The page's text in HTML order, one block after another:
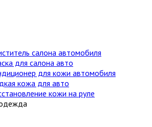
салона автомобиля
для салона авто
для кожи автомобиля
кожа для авто
кожи на руле